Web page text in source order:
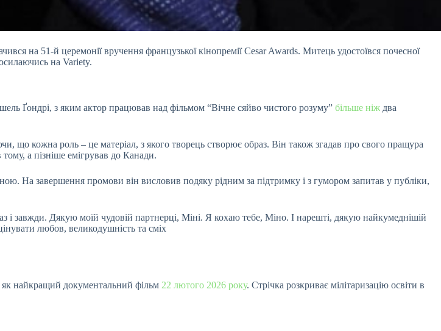
на 51-й церемонії вручення французької кінопремії Cesar Awards. Митець удостоївся почесної
на Variety.
Ґондрі, з яким актор працював над фільмом “Вічне сяйво чистого розуму” більше ніж два
що кожна роль – це матеріал, з якого творець створює образ. Він також згадав про свого пращура
а пізніше емігрував до Канади.
На завершення промови він висловив подяку рідним за підтримку і з гумором запитав у публіки,
завжди. Дякую моїй чудовій партнерці, Міні. Я кохаю тебе, Міно. І нарешті, дякую найкумеднішій
любов, великодушність та сміх
найкращий документальний фільм 22 лютого 2026 року. Стрічка розкриває мілітаризацію освіти в